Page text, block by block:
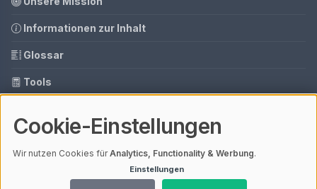
Informationen zur Inhalt
Glossar
Tools
Media Daten
Cookie-Einstellungen
Wir nutzen Cookies fürAnalytics, Functionality & Werbung.
Einstellungen